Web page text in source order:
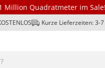
Million Quadratmeter im
Kurze Lieferzeiten: 3-